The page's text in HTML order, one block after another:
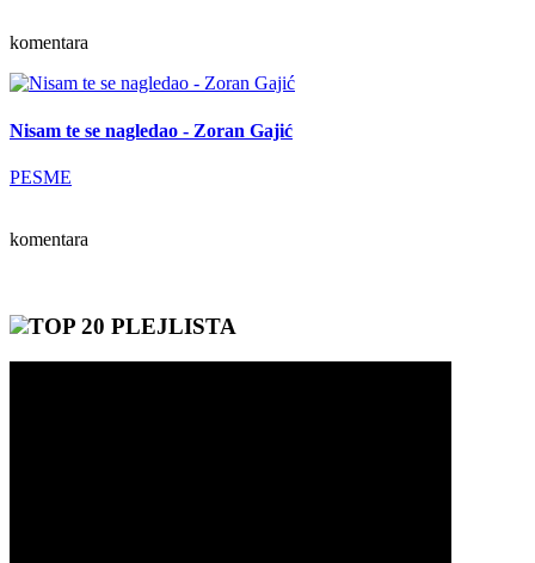
komentara
Nisam te se nagledao - Zoran Gajić
PESME
komentara
TOP 20 PLEJLISTA